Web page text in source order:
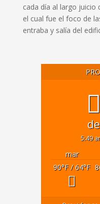
cada día al largo juicio
el cual fue el foco de
entraba y salía del
5:49
mar
90°F/ 64°F